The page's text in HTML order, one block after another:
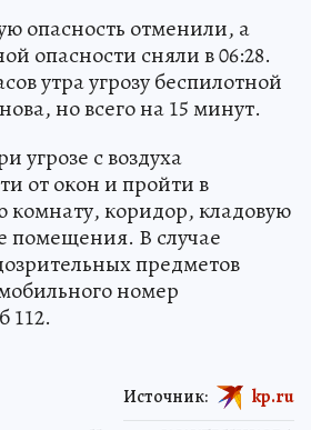
опасность отменили, а
опасности сняли в 06:28.
утра угрозу беспилотной
но всего на 15 минут.
угрозе с воздуха
от окон и пройти в
комнату, коридор, кладовую
помещения. В случае
предметов
номер
112.
Источник: kp.ru